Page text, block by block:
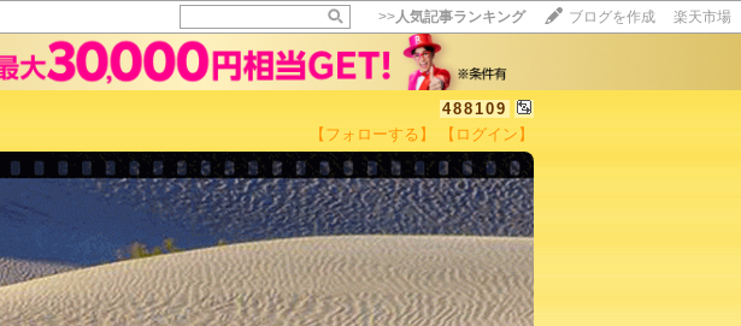
>>人気記事ランキング ブログを作成 楽天市場
488109
【フォローする】 【ログイン】
15記事にいいね！で1ポイント
10秒滞在
いいね!